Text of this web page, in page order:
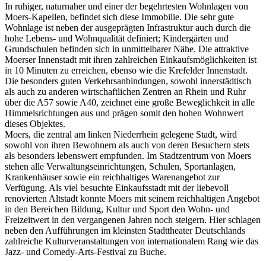
In ruhiger, naturnaher und einer der begehrtesten Wohnlagen von
Moers-Kapellen, befindet sich diese Immobilie. Die sehr gute
Wohnlage ist neben der ausgeprägten Infrastruktur auch durch die
hohe Lebens- und Wohnqualität definiert; Kindergärten und
Grundschulen befinden sich in unmittelbarer Nähe. Die attraktive
Moerser Innenstadt mit ihren zahlreichen Einkaufsmöglichkeiten ist
in 10 Minuten zu erreichen, ebenso wie die Krefelder Innenstadt.
Die besonders guten Verkehrsanbindungen, sowohl innerstädtisch
als auch zu anderen wirtschaftlichen Zentren an Rhein und Ruhr
über die A57 sowie A40, zeichnet eine große Beweglichkeit in alle
Himmelsrichtungen aus und prägen somit den hohen Wohnwert
dieses Objektes.
Moers, die zentral am linken Niederrhein gelegene Stadt, wird
sowohl von ihren Bewohnern als auch von deren Besuchern stets
als besonders lebenswert empfunden. Im Stadtzentrum von Moers
stehen alle Verwaltungseinrichtungen, Schulen, Sportanlagen,
Krankenhäuser sowie ein reichhaltiges Warenangebot zur
Verfügung. Als viel besuchte Einkaufsstadt mit der liebevoll
renovierten Altstadt konnte Moers mit seinem reichhaltigen Angebot
in den Bereichen Bildung, Kultur und Sport den Wohn- und
Freizeitwert in den vergangenen Jahren noch steigern. Hier schlagen
neben den Aufführungen im kleinsten Stadttheater Deutschlands
zahlreiche Kulturveranstaltungen von internationalem Rang wie das
Jazz- und Comedy-Arts-Festival zu Buche.